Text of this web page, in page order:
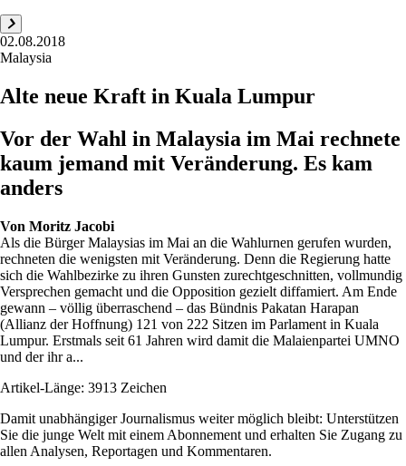
02.08.2018
Malaysia
Alte neue Kraft in Kuala Lumpur
Vor der Wahl in Malaysia im Mai rechnete
kaum jemand mit Veränderung. Es kam
anders
Von Moritz Jacobi
Als die Bürger Malaysias im Mai an die Wahlurnen gerufen wurden,
rechneten die wenigsten mit Veränderung. Denn die Regierung hatte
sich die Wahlbezirke zu ihren Gunsten zurechtgeschnitten, vollmundig
Versprechen gemacht und die Opposition gezielt diffamiert. Am Ende
gewann – völlig überraschend – das Bündnis Pakatan Harapan
(Allianz der Hoffnung) 121 von 222 Sitzen im Parlament in Kuala
Lumpur. Erstmals seit 61 Jahren wird damit die Malaienpartei UMNO
und der ihr a...
Artikel-Länge: 3913 Zeichen
Damit unabhängiger Journalismus weiter möglich bleibt: Unterstützen
Sie die junge Welt mit einem Abonnement und erhalten Sie Zugang zu
allen Analysen, Reportagen und Kommentaren.